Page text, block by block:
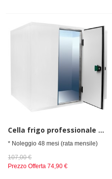
Cella frigo professionale da spessore 80 mm,senza gruppo refrigerante h=2010 mm, 2100x2400 mm
* Noleggio 48 mesi (rata mensile)
107,00 €
Prezzo Offerta 74,90 €